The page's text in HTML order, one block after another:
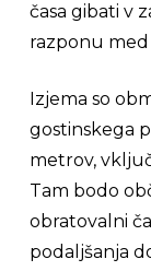
časa gibati v
razponu med
Izjema so
gostinskega
metrov,
Tam bodo
obratovalni
podaljšanja